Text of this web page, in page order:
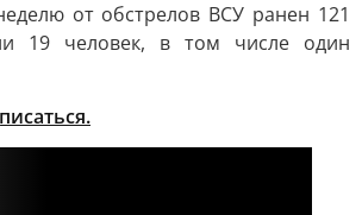
от обстрелов ВСУ ранен 121
19 человек, в том числе один